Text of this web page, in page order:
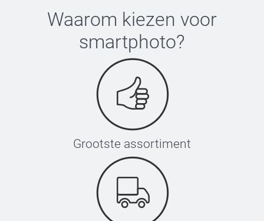
Waarom kiezen voor
smartphoto?
Grootste assortiment